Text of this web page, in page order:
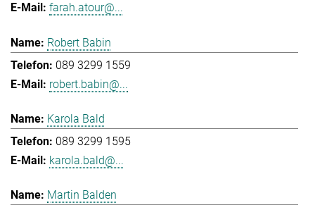
farah.atour@...
Robert Babin
089 3299 1559
robert.babin@...
Karola Bald
089 3299 1595
karola.bald@...
Martin Balden